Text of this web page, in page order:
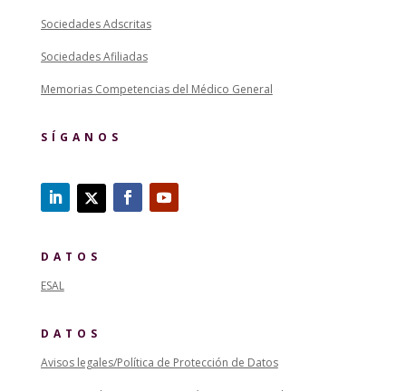
Sociedades Adscritas
Sociedades Afiliadas
Memorias Competencias del Médico General
SÍGANOS
DATOS
ESAL
DATOS
Avisos legales/Política de Protección de Datos